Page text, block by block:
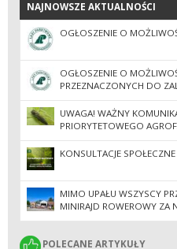
NAJNOWSZE AKTUALNOŚCI
NAJNOWSZE AKTUALNOŚCI
OGŁOSZENIE O
OGŁOSZENIE O
PRZEZNACZONYCH DO
UWAGA! WAŻNY
PRIORYTETOWEGO
OPIĘTKA JESIONOWCA
KONSULTACJE SPOŁECZNE
MIMO UPAŁU WSZYSCY
MINIRAJD ROWEROWY ZA
POLECANE ARTYKUŁY
POLECANE ARTYKUŁY